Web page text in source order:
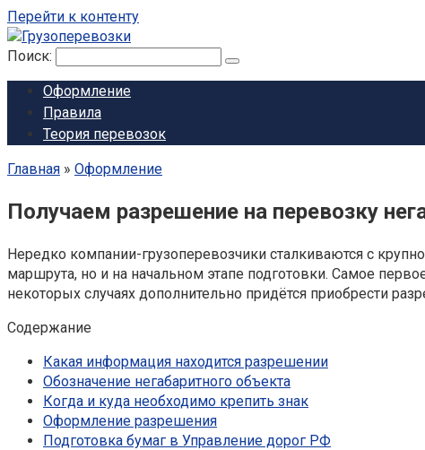
Перейти к контенту
Поиск:
Оформление
Правила
Теория перевозок
Главная » Оформление
Получаем разрешение на перевозку
Нередко компании-грузоперевозчики сталкиваются с
маршрута, но и на начальном этапе подготовки. Самое
некоторых случаях дополнительно придётся приобрести
Содержание
Какая информация находится разрешении
Обозначение негабаритного объекта
Когда и куда необходимо крепить знак
Оформление разрешения
Подготовка бумаг в Управление дорог РФ